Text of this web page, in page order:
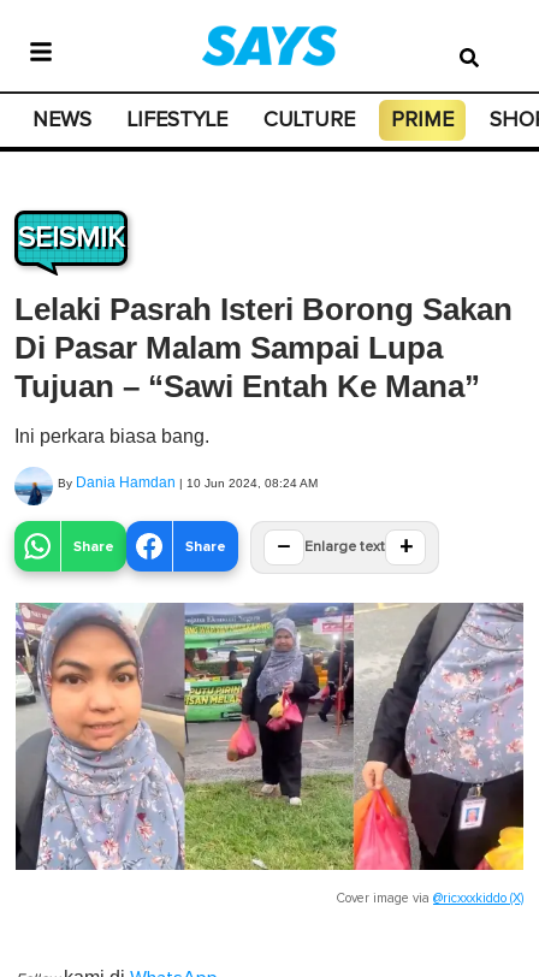
NEWS LIFESTYLE CULTURE PRIME
SEISMIK
Lelaki Pasrah Isteri Borong Sakan
Di Pasar Malam Sampai Lupa
Tujuan – “Sawi Entah Ke Mana”
Ini perkara biasa bang.
By Dania Hamdan | 10 Jun 2024, 08:24 AM
Share Share − Enlarge text +
Cover image via @ricxxxkiddo (X)